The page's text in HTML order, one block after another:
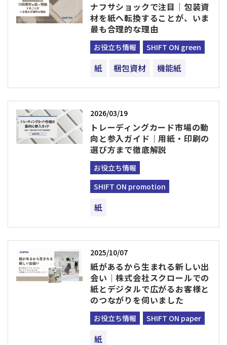
ナフサショックで注目｜包装資
材を紙へ転換することが、いま
最も合理的な理由
お役立ち情報 SHIFT ON green
紙 梱包資材 機能紙
2026/03/19
トレーディングカード市場の動
向と参入ガイド｜用紙・印刷の
選び方まで徹底解説
お役立ち情報
SHIFT ON promotion
紙
2025/10/07
紙があるから生まれる新しい出
会い│株式会社スクロールでの
紙とデジタルで広がるお客様と
のつながりを伺いました
お役立ち情報 SHIFT ON paper
紙